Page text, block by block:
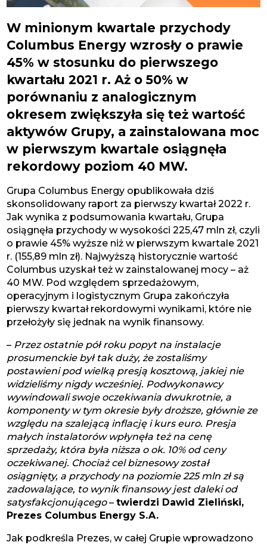
W minionym kwartale przychody
Columbus Energy wzrosły o prawie
45% w stosunku do pierwszego
kwartału 2021 r. Aż o 50% w
porównaniu z analogicznym
okresem zwiększyła się też wartość
aktywów Grupy, a zainstalowana moc
w pierwszym kwartale osiągnęła
rekordowy poziom 40 MW.
Grupa Columbus Energy opublikowała dziś
skonsolidowany raport za pierwszy kwartał 2022 r.
Jak wynika z podsumowania kwartału, Grupa
osiągnęła przychody w wysokości 225,47 mln zł, czyli
o prawie 45% wyższe niż w pierwszym kwartale 2021
r. (155,89 mln zł). Najwyższą historycznie wartość
Columbus uzyskał też w zainstalowanej mocy – aż
40 MW. Pod względem sprzedażowym,
operacyjnym i logistycznym Grupa zakończyła
pierwszy kwartał rekordowymi wynikami, które nie
przełożyły się jednak na wynik finansowy.
– Przez ostatnie pół roku popyt na instalacje
prosumenckie był tak duży, że zostaliśmy
postawieni pod wielką presją kosztową, jakiej nie
widzieliśmy nigdy wcześniej. Podwykonawcy
wywindowali swoje oczekiwania dwukrotnie, a
komponenty w tym okresie były droższe, głównie ze
względu na szalejącą inflację i kurs euro. Presja
małych instalatorów wpłynęła też na cenę
sprzedaży, która była niższa o ok. 10% od ceny
oczekiwanej. Chociaż cel biznesowy został
osiągnięty, a przychody na poziomie 225 mln zł są
zadowalające, to wynik finansowy jest daleki od
satysfakcjonującego–twierdzi Dawid Zieliński,
Prezes Columbus Energy S.A.
Jak podkreśla Prezes, w całej Grupie wprowadzono